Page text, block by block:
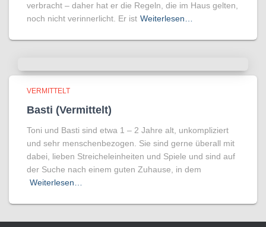
verbracht – daher hat er die Regeln, die im Haus gelten,
noch nicht verinnerlicht. Er ist Weiterlesen…
VERMITTELT
Basti (Vermittelt)
Toni und Basti sind etwa 1 – 2 Jahre alt, unkompliziert
und sehr menschenbezogen. Sie sind gerne überall mit
dabei, lieben Streicheleinheiten und Spiele und sind auf
der Suche nach einem guten Zuhause, in dem
Weiterlesen…